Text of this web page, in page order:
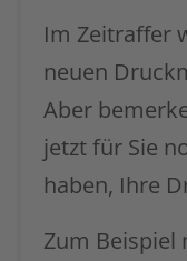
Im Zeitraffer
neuen
Aber
jetzt für Sie
haben, Ihre
Zum Beispiel